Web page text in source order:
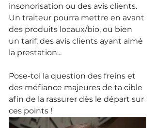
insonorisation ou des avis clients.
Un traiteur pourra mettre en avant
des produits locaux/bio, ou bien
un tarif, des avis clients ayant aimé
la prestation...
Pose-toi la question des freins et
des méfiance majeures de ta cible
afin de la rassurer dès le départ sur
ces points !